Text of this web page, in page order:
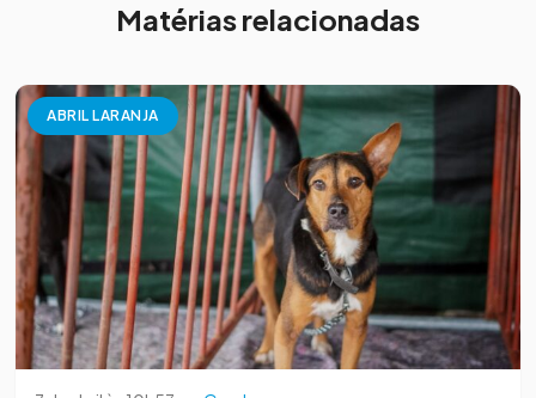
Matérias relacionadas
ABRIL LARANJA